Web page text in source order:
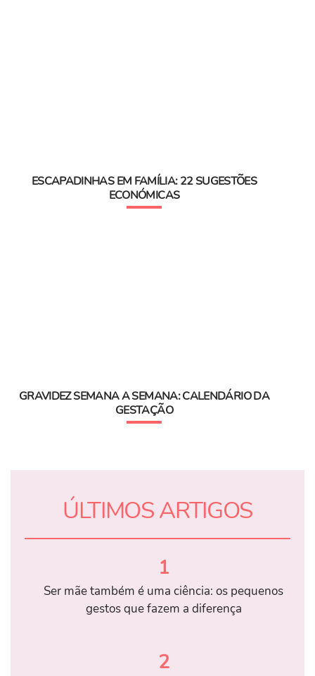
ESCAPADINHAS EM FAMÍLIA: 22 SUGESTÕES
ECONÓMICAS
GRAVIDEZ SEMANA A SEMANA: CALENDÁRIO DA
GESTAÇÃO
ÚLTIMOS ARTIGOS
1
Ser mãe também é uma ciência: os pequenos
gestos que fazem a diferença
2